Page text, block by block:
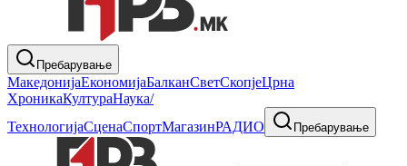
Пребарување
МакедонијаЕкономијаБалканСветСкопјеЦрна
ХроникаКултураНаука/
ТехнологијаСценаСпортМагазинРАДИО Пребарување